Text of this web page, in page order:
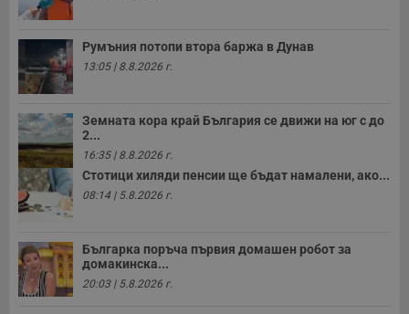
Румъния потопи втора баржа в Дунав
13:05 | 8.8.2026 г.
Земната кора край България се движи на юг с до
2...
16:35 | 8.8.2026 г.
Стотици хиляди пенсии ще бъдат намалени, ако...
08:14 | 5.8.2026 г.
Българка поръча първия домашен робот за
домакинска...
20:03 | 5.8.2026 г.